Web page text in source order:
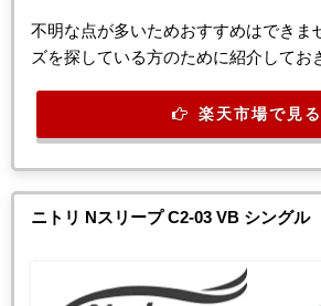
不明な点が多いためおすすめはできま
ズを探している方のために紹介してお
楽天市場で見る
ニトリ Nスリープ C2-03 VB シングル